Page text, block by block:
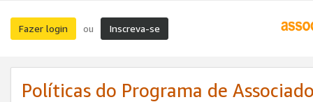
Fazer login ou Inscreva-se
Políticas do Programa de